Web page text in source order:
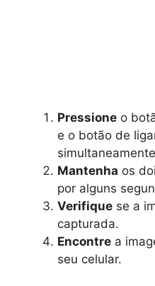
Pressione o
e o botão de
Mantenha os
por alguns
Verifique se a
capturada.
Encontre a
seu celular.